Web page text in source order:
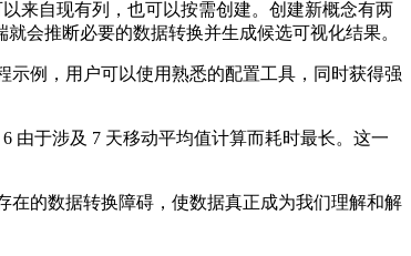
来自现有列，也可以按需创建。创建新概念有两
会推断必要的数据转换并生成候选可视化结果。
例，用户可以使用熟悉的配置工具，同时获得强
由于涉及 7 天移动平均值计算而耗时最长。这一
的数据转换障碍，使数据真正成为我们理解和解